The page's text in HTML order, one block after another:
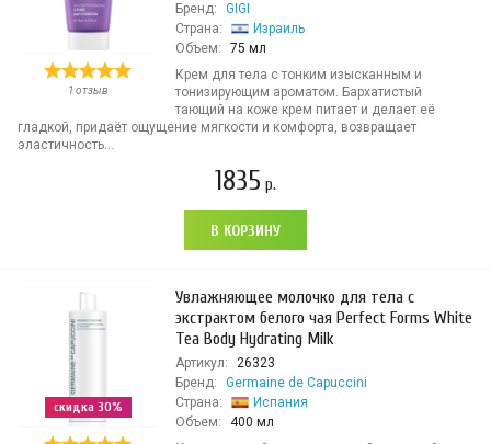
1 отзыв
Бренд:
GIGI
Страна:
Израиль
Объем:
75 мл
Крем для тела с тонким изысканным и
тонизирующим ароматом. Бархатистый
тающий на коже крем питает и делает её
гладкой, придаёт ощущение мягкости и комфорта, возвращает
эластичность...
1835 р.
В КОРЗИНУ
скидка 30%
Увлажняющее молочко для тела с
экстрактом белого чая Perfect Forms White
Tea Body Hydrating Milk
Артикул:
26323
Бренд:
Germaine de Capuccini
Страна:
Испания
Объем:
400 мл